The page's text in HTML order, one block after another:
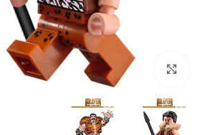
بزرگنمایی تصویر